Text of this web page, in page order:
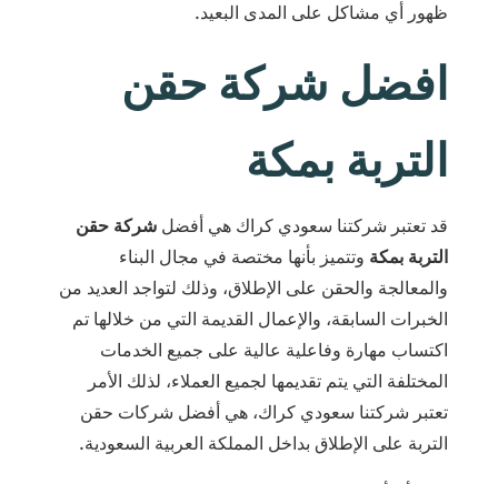
ظهور أي مشاكل على المدى البعيد.
افضل شركة حقن
التربة بمكة
قد تعتبر شركتنا سعودي كراك هي أفضل شركة حقن
التربة بمكة وتتميز بأنها مختصة في مجال البناء
والمعالجة والحقن على الإطلاق، وذلك لتواجد العديد من
الخبرات السابقة، والإعمال القديمة التي من خلالها تم
اكتساب مهارة وفاعلية عالية على جميع الخدمات
المختلفة التي يتم تقديمها لجميع العملاء، لذلك الأمر
تعتبر شركتنا سعودي كراك، هي أفضل شركات حقن
التربة على الإطلاق بداخل المملكة العربية السعودية.